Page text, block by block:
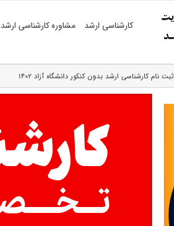
کارشناسی ارشد مشاوره کارشناسی ارشد
ثبت نام کارشناسی ارشد بدون کنکور دانشگاه آزاد ۱۴۰۲